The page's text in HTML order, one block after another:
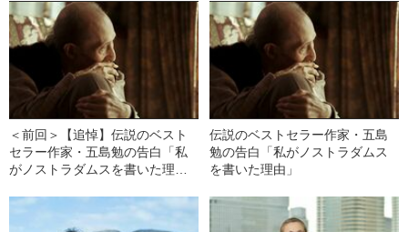
＜前回＞【追悼】伝説のベスト
セラー作家・五島勉の告白「私
がノストラダムスを書いた理
伝説のベストセラー作家・五島
勉の告白「私がノストラダムス
を書いた理由」